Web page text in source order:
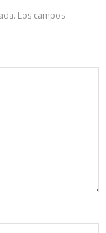
Los campos